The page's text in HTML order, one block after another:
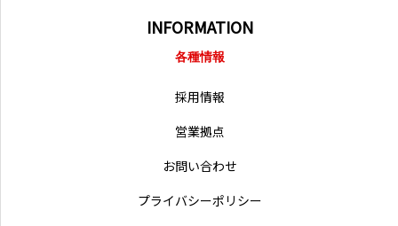
INFORMATION
各種情報
採用情報
営業拠点
お問い合わせ
プライバシーポリシー